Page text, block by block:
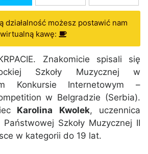
działalność możesz postawić nam
wirtualną kawę:
Znakomicie spisali się
Szkoły Muzycznej w
Konkursie Internetowym –
w Belgradzie (Serbia).
Karolina Kwolek, uczennica
Państwowej Szkoły Muzycznej II
w kategorii do 19 lat.